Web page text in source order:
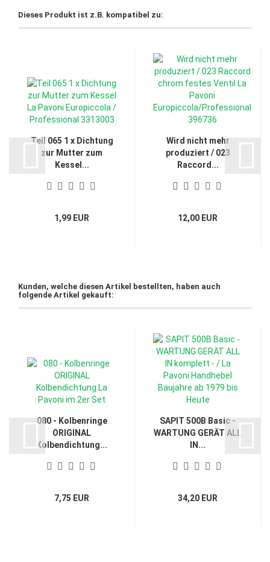
Dieses Produkt ist z.B. kompatibel zu:
Teil 065 1 x Dichtung
zur Mutter zum
Kessel...
1,99 EUR
Wird nicht mehr
produziert / 023
Raccord...
12,00 EUR
Kunden, welche diesen Artikel bestellten, haben auch
folgende Artikel gekauft:
080 - Kolbenringe
ORIGINAL
Kolbendichtung...
7,75 EUR
SAPIT 500B Basic -
WARTUNG GERÄT ALL
IN...
34,20 EUR